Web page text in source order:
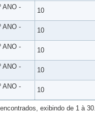
ANO -
10
ANO -
10
ANO -
10
ANO -
10
ANO -
10
exibindo de 1 à 30.